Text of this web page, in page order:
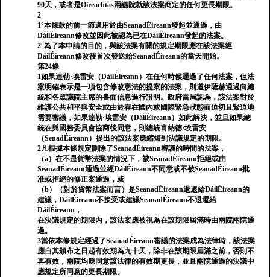
90天，或者是Oireachtas兩議院就該法案商定的任何更長期限。
2
1°本條款的前一節適用於由SeanadÉireann發起並通過，由
DáilÉireann修改並因此被認為已在DáilÉireann發起的法案。
2°為了本申請的目的，與該法案有關的規定期限應在該法案經
DáilÉireann修改後首次發送給SeanadÉireann的當天開始。
第24條
1如果達勒·埃雷安（DáilÉireann）在任何時候通過了任何法案，但法
案明確表示是一項包含修改憲法的提案的法案，則道伊薩赫通過向總
統和各眾議院主席的書面信息進行證明。政府當局認為，該法案對於
維護公共和平與安全或由於存在國內或國際緊急狀態而迫切且緊迫地
需要審議，如果達勒·埃雷安（DáilÉireann）如此解決，並且如果總
統在與國務委員會協商後同意，則總統肖納德·埃雷安
（SenadÉireann）提出的該法案應縮短到決議規定的期限。
2凡根據本條規定刪除了SeanadÉireann審議的時間的法案，
（a）在不是貨幣法案的情況下，被SeanadÉireann拒絕或由
SeanadÉireann通過並經DáilÉireann不同意或不被SeanadÉireann批
准或拒絕的修正案通過，或
（b）（對於貨幣法案而言）是SeanadÉireann退還給DáilÉireann的
建議，DáilÉireann不接受或建議SeanadÉireann不退還給
DáilÉireann，
在決議規定的期限內，該法案應被視為在該期限屆滿時由兩院兩院通
過。
3當依本條規定經過了SeanadÉireann審議的法案成為法律時，該法案
應自其頒布之日起有效期為九十天，除非在該期限屆滿之前，否則不
再有效，兩院均應同意該法律的有效期更長，並且兩院通過的決議中
應規定所同意的更長期限。